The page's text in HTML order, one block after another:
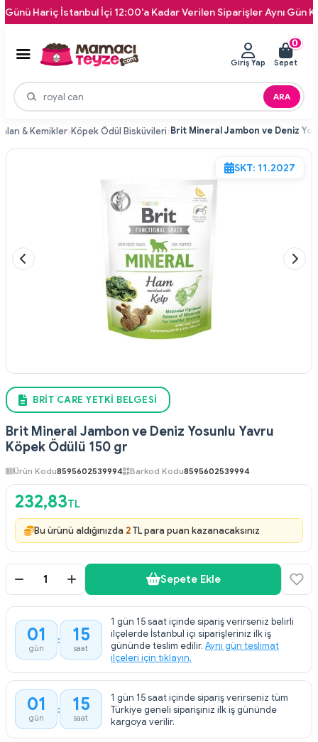
İstanbul İçi 12:00'a Kadar Verilen Siparişler Aynı Gün Kapınıza
ARA
Giriş Yap
0
Sepet
& Kemikler Köpek Ödül Bisküvileri
SKT: 11.2027
BRIT CARE YETKI BELGESI
Brit Mineral Jambon ve Deniz Yosunlu Yavru
Köpek Ödülü 150 gr
Ürün Kodu8595602539994 Barkod Kodu8595602539994
232,83TL
Bu ürünü aldığınızda 2TL para puan kazanacaksınız
Sepete Ekle
01
gün
15
saat
1 gün 15 saat içinde sipariş verirseniz belirli
ilçelerde İstanbul içi siparişleriniz ilk iş
gününde teslim edilir. Aynı gün teslimat
ilçeleri için tıklayın.
01
gün
15
saat
1 gün 15 saat içinde sipariş verirseniz tüm
Türkiye geneli siparişiniz ilk iş gününde
kargoya verilir.